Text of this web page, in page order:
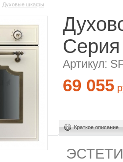
Духовые шкафы
Артикул:
69 055
Краткое описание